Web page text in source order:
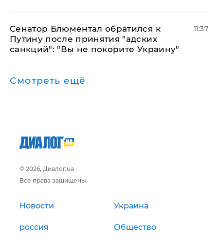
Сенатор Блюментал обратился к
Путину после принятия "адских
санкций": "Вы не покорите Украину"
11:37
Смотреть ещё
© 2026, Диалог.ua
Все права защищены.
Новости Украина
россия Общество